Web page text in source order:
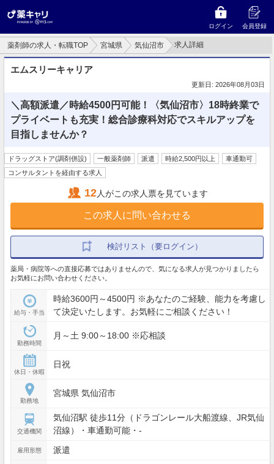
ログイン 会員登録
薬剤師の求人・転職TOP 宮城県 気仙沼市 求人詳細
エムスリーキャリア
更新日: 2026年08月03日
＼高額派遣／時給4500円可能！〈気仙沼市〉18時終業で
プライベートも充実！総合診療科対応でスキルアップを
目指しませんか？
ドラッグストア(調剤併設) 一般薬剤師 派遣 時給2,500円以上
車通勤可
コンサルタントを経由する求人
12人がこの求人票を見ています
この求人に問い合わせる
検討リスト（要ログイン）
薬局・病院等への直接応募ではありませんので、気になる求人が見つかりましたら
お気軽にお問い合わせください。
給与・手当
時給3600円～4500円 ※あなたのご経験、能力を考慮し
て決定いたします。お気軽にご相談ください！
勤務時間
月～土 9:00～18:00 ※応相談
休日・休暇
日祝
勤務地
宮城県 気仙沼市
交通機関
気仙沼駅 徒歩11分（ドラゴンレール大船渡線、JR気仙
沼線）・車通勤可能・-
雇用形態 派遣